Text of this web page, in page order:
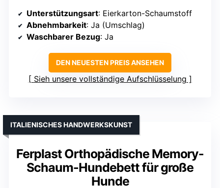
Unterstützungsart: Eierkarton-Schaumstoff
Abnehmbarkeit: Ja (Umschlag)
Waschbarer Bezug: Ja
DEN NEUESTEN PREIS ANSEHEN
Sieh unsere vollständige Aufschlüsselung
Ferplast Orthopädische Memory-
Schaum-Hundebett für große
Hunde
ITALIENISCHES HANDWERKSKUNST